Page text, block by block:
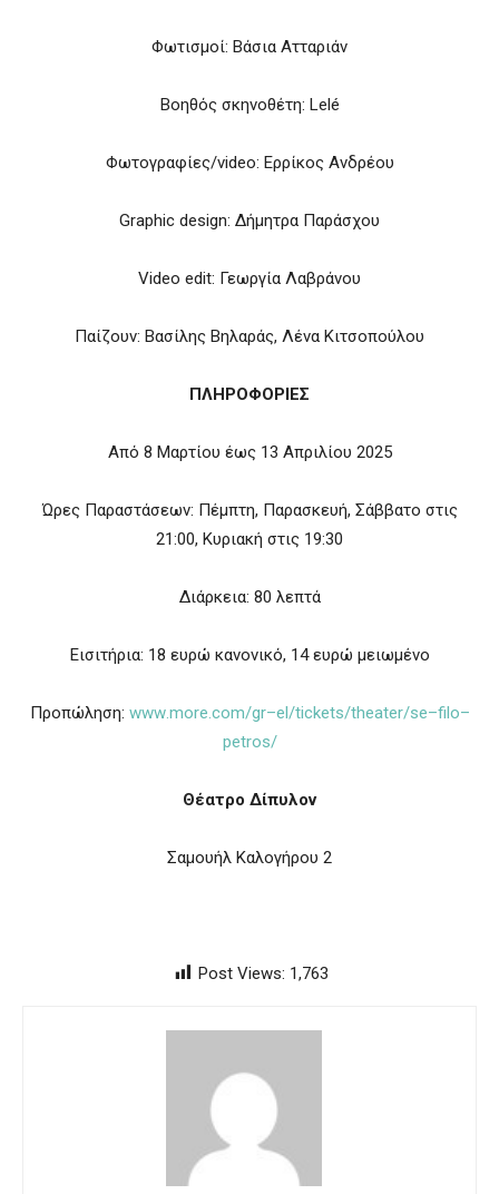
Φωτισμοί: Βάσια Ατταριάν
Βοηθός σκηνοθέτη: Lelé
Φωτογραφίες/video: Ερρίκος Ανδρέου
Graphic design: Δήμητρα Παράσχου
Video edit: Γεωργία Λαβράνου
Παίζουν: Βασίλης Βηλαράς, Λένα Κιτσοπούλου
ΠΛΗΡΟΦΟΡΙΕΣ
Από 8 Μαρτίου έως 13 Απριλίου 2025
Ώρες Παραστάσεων: Πέμπτη, Παρασκευή, Σάββατο στις
21:00, Κυριακή στις 19:30
Διάρκεια: 80 λεπτά
Εισιτήρια: 18 ευρώ κανονικό, 14 ευρώ μειωμένο
Προπώληση: www.more.com/gr–el/tickets/theater/se–filo–
petros/
Θέατρο Δίπυλον
Σαμουήλ Καλογήρου 2
Post Views: 1,763